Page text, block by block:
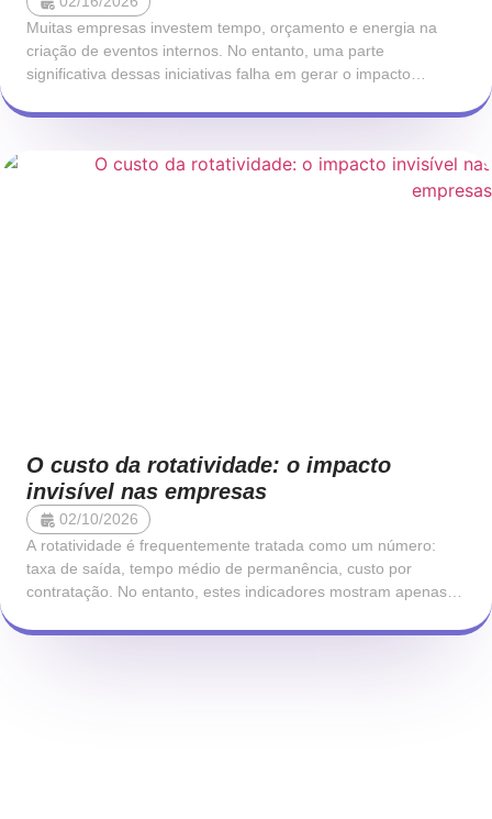
Muitas empresas investem tempo, orçamento e energia na
criação de eventos internos. No entanto, uma parte
significativa dessas iniciativas falha em gerar o impacto
efeito no clima organizacional é limitado. Na maioria dos
O custo da rotatividade: o impacto
invisível nas empresas
02/10/2026
A rotatividade é frequentemente tratada como um número:
taxa de saída, tempo médio de permanência, custo por
contratação. No entanto, estes indicadores mostram apenas a
num sistema que depende de continuidade, relações,